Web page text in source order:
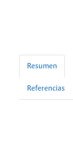
Resumen
Referencias